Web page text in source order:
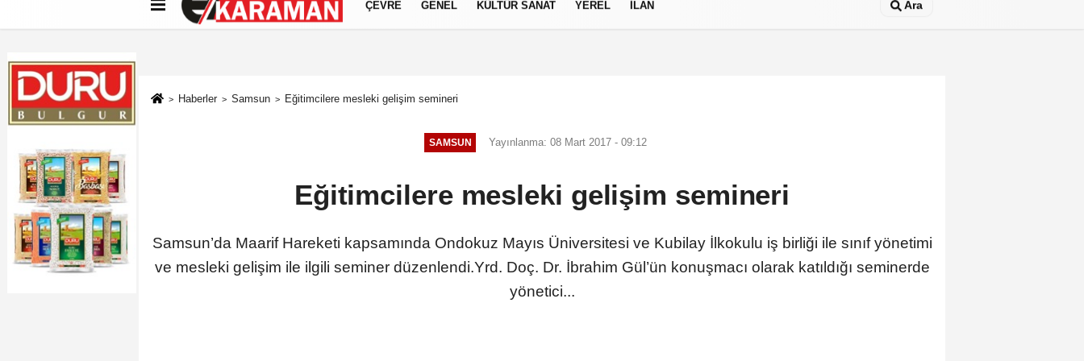
Künye İletişim Çerez Politikası Gizlilik İlkeleri
ÇEVRE GENEL KÜLTÜR SANAT YEREL İLAN Ara
Haberler Samsun Eğitimcilere mesleki gelişim semineri
SAMSUN Yayınlanma: 08 Mart 2017 - 09:12
Eğitimcilere mesleki gelişim semineri
Samsun’da Maarif Hareketi kapsamında Ondokuz Mayıs Üniversitesi ve Kubilay İlkokulu iş birliği ile sınıf yönetimi
ve mesleki gelişim ile ilgili seminer düzenlendi.Yrd. Doç. Dr. İbrahim Gül’ün konuşmacı olarak katıldığı seminerde
yönetici...